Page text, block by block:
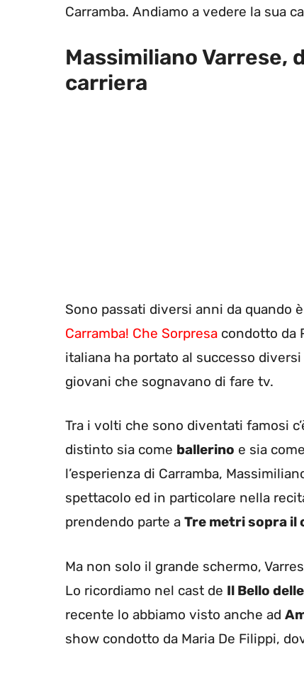
Carramba. Andiamo a vedere la sua
Massimiliano Varrese,
carriera
Sono passati diversi anni da quando
Carramba! Che Sorpresa condotto da
italiana ha portato al successo
giovani che sognavano di fare tv.
Tra i volti che sono diventati famosi
distinto sia come ballerino e sia come
l’esperienza di Carramba,
spettacolo ed in particolare nella
prendendo parte a Tre metri sopra il
Ma non solo il grande schermo,
Lo ricordiamo nel cast de Il Bello
recente lo abbiamo visto anche ad
show condotto da Maria De Filippi,